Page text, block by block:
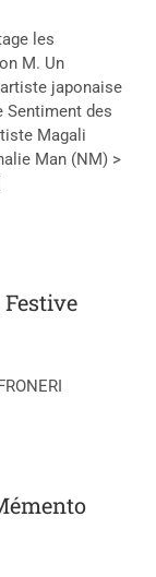
les
M. Un
japonaise
Sentiment des
Magali
Man (NM) >